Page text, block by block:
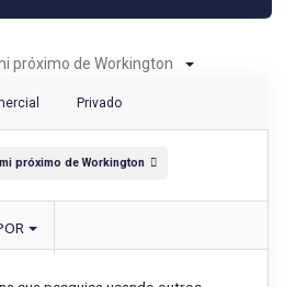
próximo de Workington
Privado
próximo de Workington